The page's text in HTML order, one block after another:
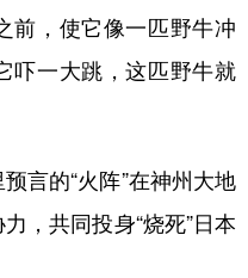
前，使它像一匹野牛冲
吓一大跳，这匹野牛就
的“火阵”在神州大地
，共同投身“烧死”日本